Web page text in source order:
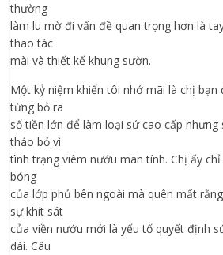
thường
làm lu mờ đi vấn đề quan trọng hơn là
thao tác
mài và thiết kế khung sườn.
Một kỷ niệm khiến tôi nhớ mãi là chị bạn
từng bỏ ra
số tiền lớn để làm loại sứ cao cấp nhưng
tháo bỏ vì
tình trạng viêm nướu mãn tính. Chị ấy
bóng
của lớp phủ bên ngoài mà quên mất
sự khít sát
của viền nướu mới là yếu tố quyết định
dài. Câu